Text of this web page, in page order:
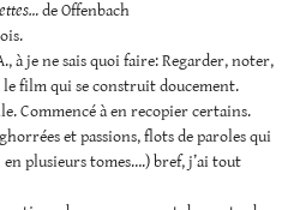
de Offenbach
à je ne sais quoi faire: Regarder, noter,
le film qui se construit doucement.
Commencé à en recopier certains.
et passions, flots de paroles qui
plusieurs tomes….) bref, j’ai tout